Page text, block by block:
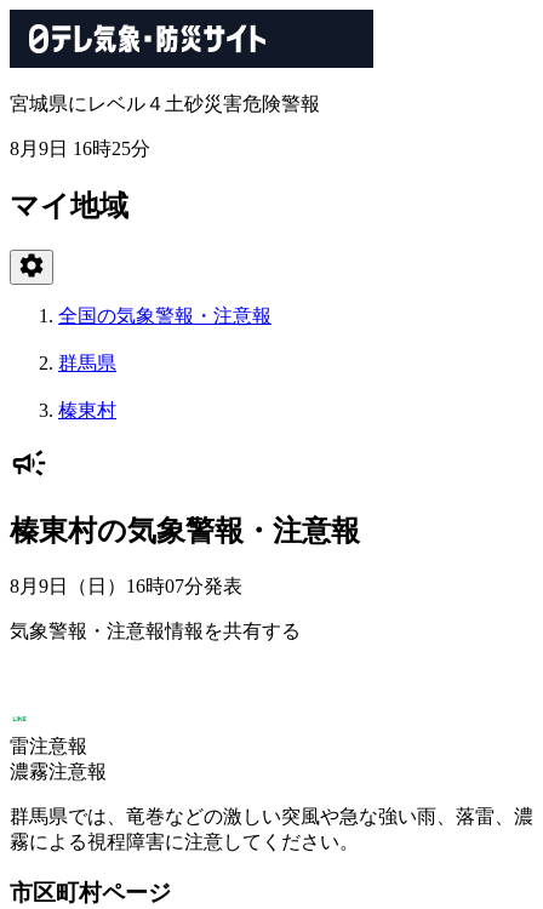
宮城県にレベル４土砂災害危険警報
8月9日 16時25分
マイ地域
全国の気象警報・注意報
群馬県
榛東村
榛東村の気象警報・注意報
8月9日（日）16時07分発表
気象警報・注意報情報を共有する
雷注意報
濃霧注意報
群馬県では、竜巻などの激しい突風や急な強い雨、落雷、濃
霧による視程障害に注意してください。
市区町村ページ